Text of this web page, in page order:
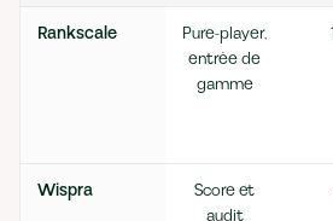
Rankscale
Pure-player,
entrée de
gamme
Wispra
Score et
audit